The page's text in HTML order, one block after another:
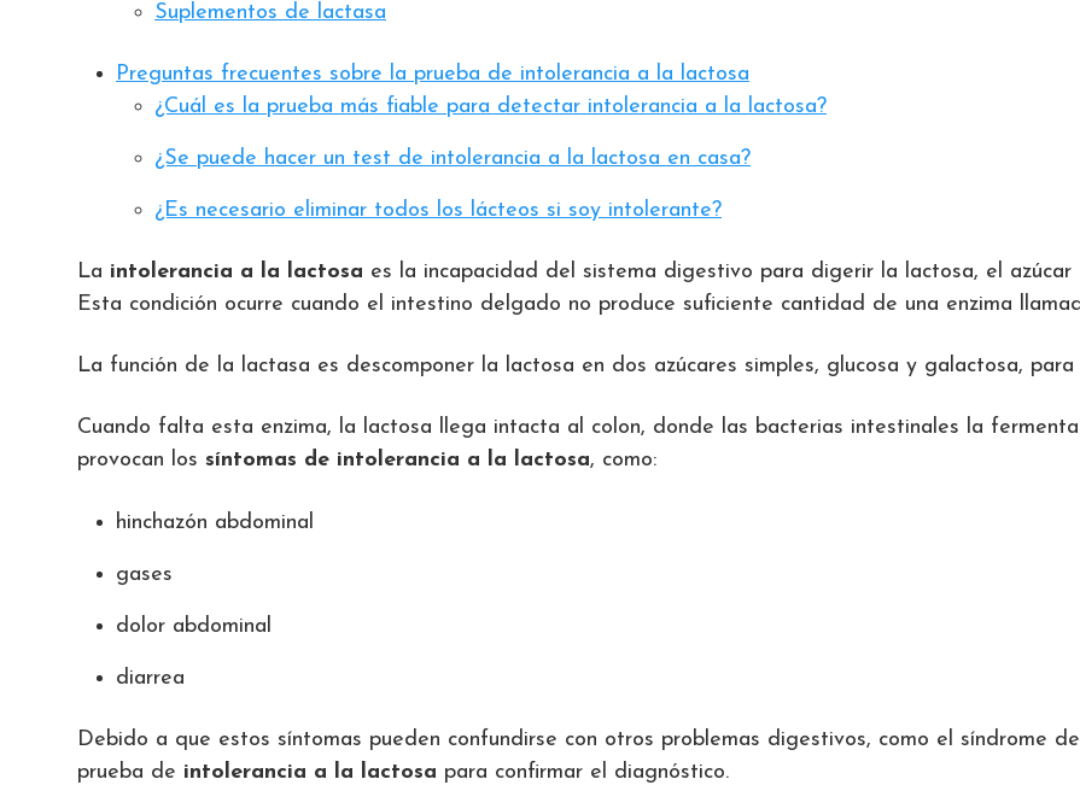
Suplementos de lactasa
Preguntas frecuentes sobre la prueba de intolerancia a la lactosa
¿Cuál es la prueba más fiable para detectar intolerancia a la lactosa?
¿Se puede hacer un test de intolerancia a la lactosa en casa?
¿Es necesario eliminar todos los lácteos si soy intolerante?
La intolerancia a la lactosa es la incapacidad del sistema digestivo para digerir la lactosa, el
Esta condición ocurre cuando el intestino delgado no produce suficiente cantidad de una enzima
La función de la lactasa es descomponer la lactosa en dos azúcares simples, glucosa y galactosa,
Cuando falta esta enzima, la lactosa llega intacta al colon, donde las bacterias intestinales la
provocan los síntomas de intolerancia a la lactosa, como:
hinchazón abdominal
gases
dolor abdominal
diarrea
Debido a que estos síntomas pueden confundirse con otros problemas digestivos, como el síndrome
prueba de intolerancia a la lactosa para confirmar el diagnóstico.